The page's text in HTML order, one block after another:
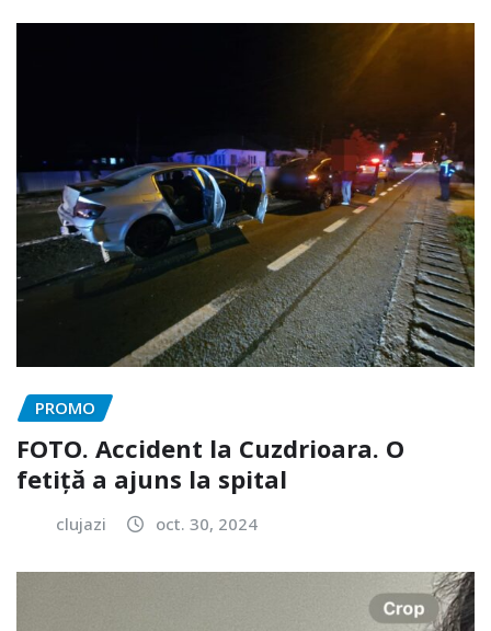
PROMO
FOTO. Accident la Cuzdrioara. O
fetiță a ajuns la spital
clujazi oct. 30, 2024